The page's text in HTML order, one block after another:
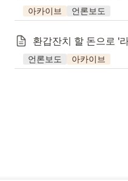
아카이브 언론보도
언론보도 아카이브